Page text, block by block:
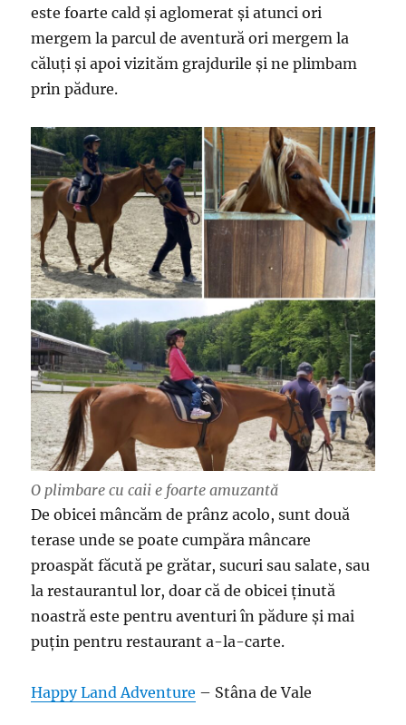
este foarte cald și aglomerat și atunci ori
mergem la parcul de aventură ori mergem la
căluți și apoi vizităm grajdurile și ne plimbam
prin pădure.
O plimbare cu caii e foarte amuzantă
De obicei mâncăm de prânz acolo, sunt două
terase unde se poate cumpăra mâncare
proaspăt făcută pe grătar, sucuri sau salate, sau
la restaurantul lor, doar că de obicei ținută
noastră este pentru aventuri în pădure și mai
puțin pentru restaurant a-la-carte.
Happy Land Adventure – Stâna de Vale